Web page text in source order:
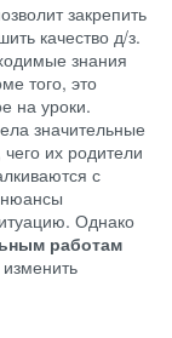
закрепить
качество д/з.
знания
того, это
на уроки.
значительные
их родители
с
Однако
работам